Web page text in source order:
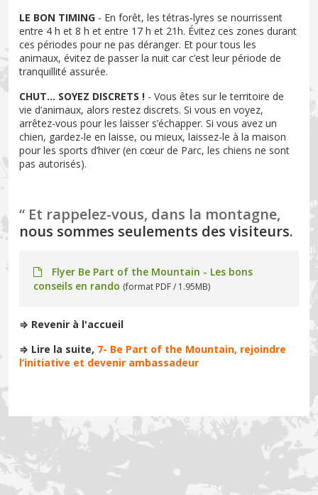
LE BON TIMING - En forêt, les tétras-lyres se nourrissent
entre 4 h et 8 h et entre 17 h et 21h. Évitez ces zones durant
ces périodes pour ne pas déranger. Et pour tous les
animaux, évitez de passer la nuit car c’est leur période de
tranquillité assurée.
CHUT... SOYEZ DISCRETS ! - Vous êtes sur le territoire de
vie d’animaux, alors restez discrets. Si vous en voyez,
arrêtez-vous pour les laisser s’échapper. Si vous avez un
chien, gardez-le en laisse, ou mieux, laissez-le à la maison
pour les sports d’hiver (en cœur de Parc, les chiens ne sont
pas autorisés).
“ Et rappelez-vous, dans la montagne,
nous sommes seulements des visiteurs.
Flyer Be Part of the Mountain - Les bons
conseils en rando (format PDF / 1.95MB)
⇒ Revenir à l'accueil
⇒ Lire la suite, 7- Be Part of the Mountain, rejoindre
l’initiative et devenir ambassadeur